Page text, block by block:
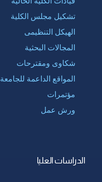
تشكيل مجلس الكلية
الهيكل التنظيمى
المجالات البحثية
شكاوى ومقترحات
المواقع الداعمة للجامعة
مؤتمرات
ورش عمل
الدراسات العليا